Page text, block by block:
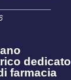
dedicato
farmacia